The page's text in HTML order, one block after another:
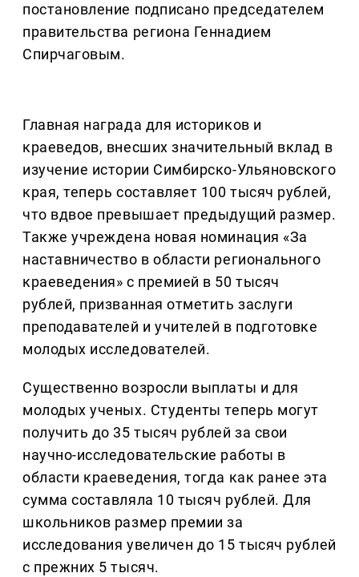
постановление подписано председателем
правительства региона Геннадием
Спирчаговым.
Главная награда для историков и
краеведов, внесших значительный вклад в
изучение истории Симбирско-Ульяновского
края, теперь составляет 100 тысяч рублей,
что вдвое превышает предыдущий размер.
Также учреждена новая номинация «За
наставничество в области регионального
краеведения» с премией в 50 тысяч
рублей, призванная отметить заслуги
преподавателей и учителей в подготовке
молодых исследователей.
Существенно возросли выплаты и для
молодых ученых. Студенты теперь могут
получить до 35 тысяч рублей за свои
научно-исследовательские работы в
области краеведения, тогда как ранее эта
сумма составляла 10 тысяч рублей. Для
школьников размер премии за
исследования увеличен до 15 тысяч рублей
с прежних 5 тысяч.